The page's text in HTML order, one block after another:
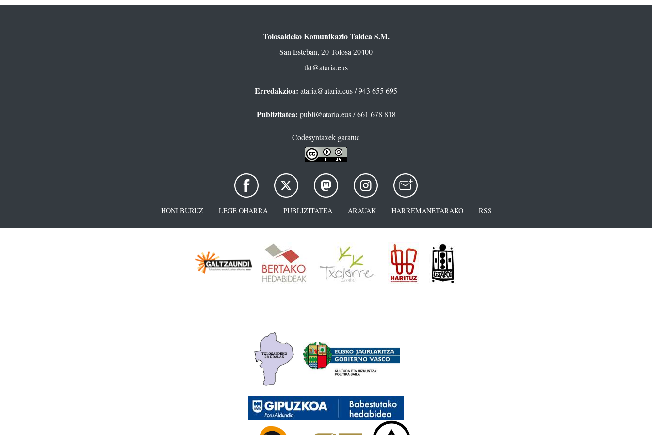
Tolosaldeko Komunikazio Taldea S.M.
San Esteban, 20 Tolosa 20400
tkt@ataria.eus
Erredakzioa: ataria@ataria.eus/ 943 655 695
Publizitatea: publi@ataria.eus/ 661 678 818
Codesyntaxek garatua
HONI BURUZ LEGE OHARRA PUBLIZITATEA ARAUAK HARREMANETARAKO RSS